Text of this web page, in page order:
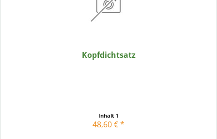
Kopfdichtsatz
Inhalt 1
48,60 € *